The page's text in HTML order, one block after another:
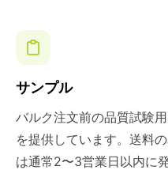
サンプル
バルク注文前の品質試験
を提供しています。送料
は通常2〜3営業日以内に